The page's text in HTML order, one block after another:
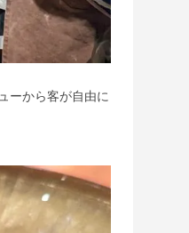
ーから客が自由に